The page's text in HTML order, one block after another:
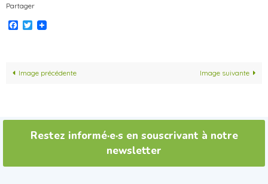
Partager
Facebook
Twitter
Image précédente Image suivante
Restez informé·e·s en souscrivant à notre
newsletter